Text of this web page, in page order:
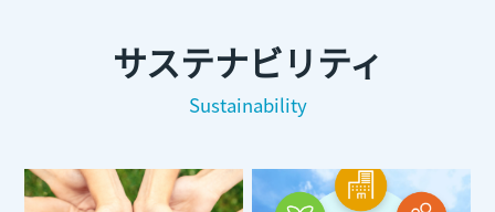
サステナビリティ
Sustainability